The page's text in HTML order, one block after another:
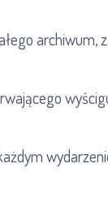
archiwum,